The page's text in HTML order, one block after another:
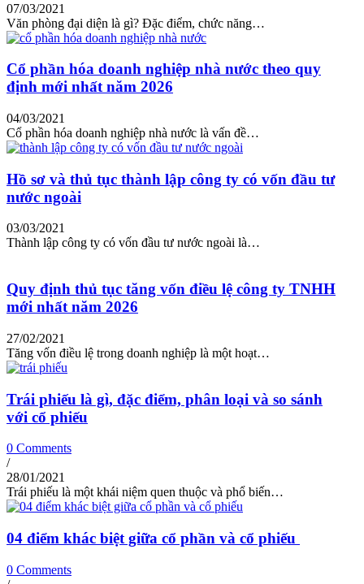
07/03/2021
Văn phòng đại diện là gì? Đặc điểm, chức năng…
Cổ phần hóa doanh nghiệp nhà nước theo quy
định mới nhất năm 2026
04/03/2021
Cổ phần hóa doanh nghiệp nhà nước là vấn đề…
Hồ sơ và thủ tục thành lập công ty có vốn đầu tư
nước ngoài
03/03/2021
Thành lập công ty có vốn đầu tư nước ngoài là…
Quy định thủ tục tăng vốn điều lệ công ty TNHH
mới nhất năm 2026
27/02/2021
Tăng vốn điều lệ trong doanh nghiệp là một hoạt…
Trái phiếu là gì, đặc điểm, phân loại và so sánh
với cổ phiếu
0 Comments
/
28/01/2021
Trái phiếu là một khái niệm quen thuộc và phổ biến…
04 điểm khác biệt giữa cổ phần và cổ phiếu
0 Comments